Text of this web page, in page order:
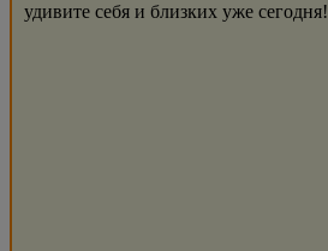
удивите себя и близких уже сегодня!